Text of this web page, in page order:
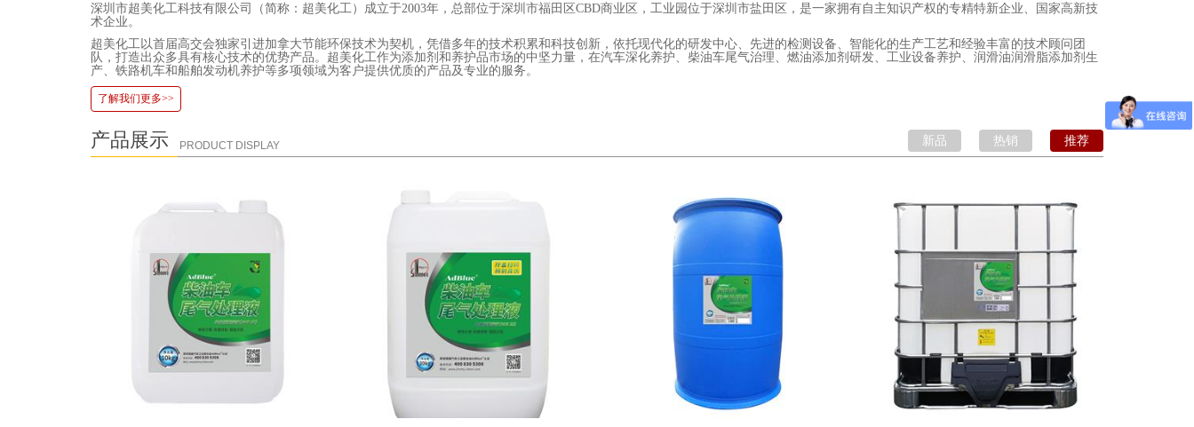
深圳市超美化工科技有限公司（简称：超美化工）成立于2003年，总部位于深圳市福田区CBD商业区，工业园位于深圳市盐田区，是一家拥有自主知识产权的专精特新企业、国家高新技
术企业。
超美化工以首届高交会独家引进加拿大节能环保技术为契机，凭借多年的技术积累和科技创新，依托现代化的研发中心、先进的检测设备、智能化的生产工艺和经验丰富的技术顾问团
队，打造出众多具有核心技术的优势产品。超美化工作为添加剂和养护品市场的中坚力量，在汽车深化养护、柴油车尾气治理、燃油添加剂研发、工业设备养护、润滑油润滑脂添加剂生
产、铁路机车和船舶发动机养护等多项领域为客户提供优质的产品及专业的服务。
了解我们更多>>
产品展示 PRODUCT DISPLAY 推荐
热销
新品